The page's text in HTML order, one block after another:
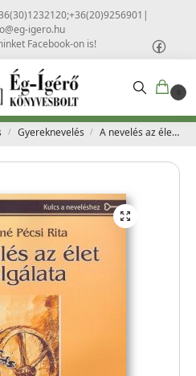
|
igero.hu
Facebook-on is!
0
/ Gyereknevelés / A nevelés az élet szolgálata 1. – Uzsalyné Pécsi Rita